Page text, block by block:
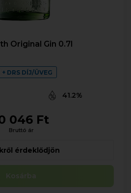
Original Gin 0.7l
+ DRS DÍJ/ÜVEG
41.2%
046 Ft
Bruttó ár
érdeklődjön
Kosárba